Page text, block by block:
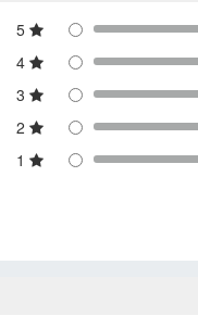
5
4
3
2
1